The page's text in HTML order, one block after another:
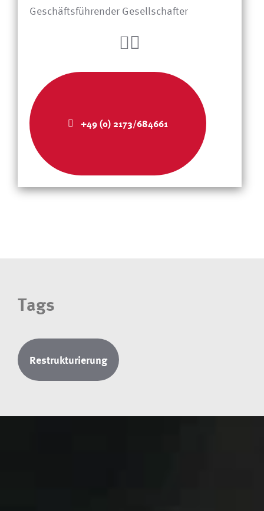
Geschäftsführender Gesellschafter
+49 (0) 2173/684661
Tags
Restrukturierung